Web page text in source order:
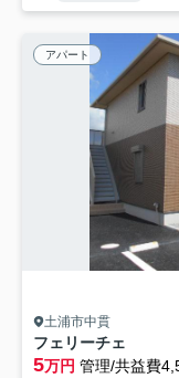
アパート
土浦市中貫
フェリーチェ
5万円 管理/共益費